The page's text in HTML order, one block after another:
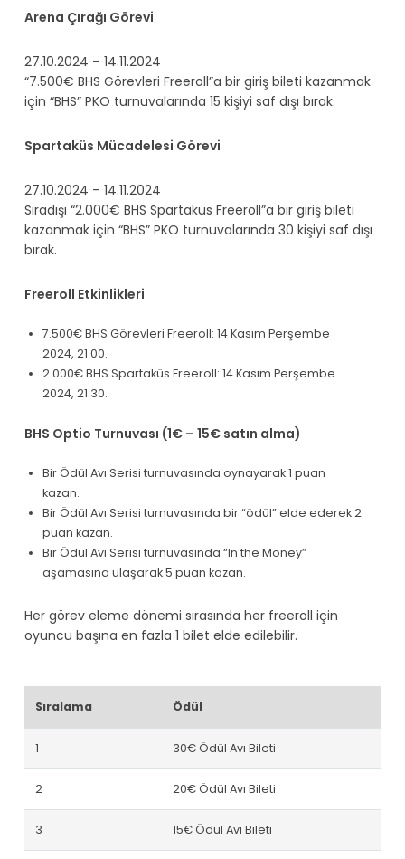
Arena Çırağı Görevi
27.10.2024 – 14.11.2024
“7.500€ BHS Görevleri Freeroll”a bir giriş bileti kazanmak
için “BHS” PKO turnuvalarında 15 kişiyi saf dışı bırak.
Spartaküs Mücadelesi Görevi
27.10.2024 – 14.11.2024
Sıradışı “2.000€ BHS Spartaküs Freeroll”a bir giriş bileti
kazanmak için “BHS” PKO turnuvalarında 30 kişiyi saf dışı
bırak.
Freeroll Etkinlikleri
7.500€ BHS Görevleri Freeroll: 14 Kasım Perşembe
2024, 21.00.
2.000€ BHS Spartaküs Freeroll: 14 Kasım Perşembe
2024, 21.30.
BHS Optio Turnuvası (1€ – 15€ satın alma)
Bir Ödül Avı Serisi turnuvasında oynayarak 1 puan
kazan.
Bir Ödül Avı Serisi turnuvasında bir “ödül” elde ederek 2
puan kazan.
Bir Ödül Avı Serisi turnuvasında “In the Money”
aşamasına ulaşarak 5 puan kazan.
Her görev eleme dönemi sırasında her freeroll için
oyuncu başına en fazla 1 bilet elde edilebilir.
Sıralama Ödül
1 30€ Ödül Avı Bileti
2 20€ Ödül Avı Bileti
3 15€ Ödül Avı Bileti